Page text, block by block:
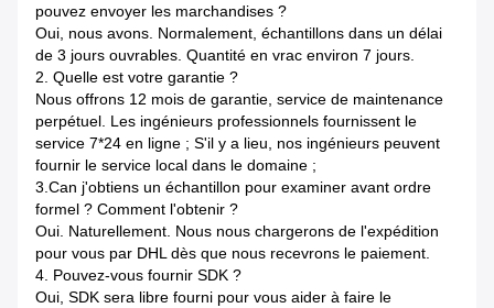
pouvez envoyer les marchandises ?
Oui, nous avons. Normalement, échantillons dans un délai
de 3 jours ouvrables. Quantité en vrac environ 7 jours.
2. Quelle est votre garantie ?
Nous offrons 12 mois de garantie, service de maintenance
perpétuel. Les ingénieurs professionnels fournissent le
service 7*24 en ligne ; S'il y a lieu, nos ingénieurs peuvent
fournir le service local dans le domaine ;
3.Can j'obtiens un échantillon pour examiner avant ordre
formel ? Comment l'obtenir ?
Oui. Naturellement. Nous nous chargerons de l'expédition
pour vous par DHL dès que nous recevrons le paiement.
4. Pouvez-vous fournir SDK ?
Oui, SDK sera libre fourni pour vous aider à faire le